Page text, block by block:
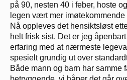
på 90, nesten 40 i feber, hoste
legen vært mer
Nå oppleves det hensiktsløst
helt frisk sist. Det er jeg
erfaring med at nærmeste
spesielt grundig ut over
Både mann og barn har samme